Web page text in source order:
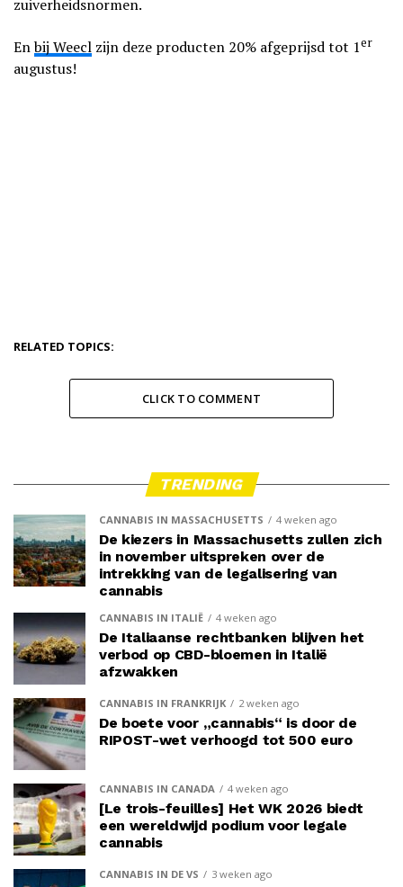
zuiverheidsnormen.
Enbij Weecl zijn deze producten 20% afgeprijsd tot 1er
augustus!
RELATED TOPICS:
CLICK TO COMMENT
TRENDING
CANNABIS IN MASSACHUSETTS 4 weken ago
De kiezers in Massachusetts zullen zich
in november uitspreken over de
intrekking van de legalisering van
cannabis
CANNABIS IN ITALIË 4 weken ago
De Italiaanse rechtbanken blijven het
verbod op CBD-bloemen in Italië
afzwakken
CANNABIS IN FRANKRIJK 2 weken ago
De boete voor „cannabis“ is door de
RIPOST-wet verhoogd tot 500 euro
CANNABIS IN CANADA 4 weken ago
[Le trois-feuilles] Het WK 2026 biedt
een wereldwijd podium voor legale
cannabis
CANNABIS IN DE VS 3 weken ago